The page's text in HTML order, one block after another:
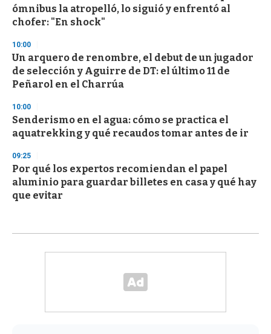
ómnibus la atropelló, lo siguió y enfrentó al
chofer: "En shock"
10:00
Un arquero de renombre, el debut de un jugador
de selección y Aguirre de DT: el último 11 de
Peñarol en el Charrúa
10:00
Senderismo en el agua: cómo se practica el
aquatrekking y qué recaudos tomar antes de ir
09:25
Por qué los expertos recomiendan el papel
aluminio para guardar billetes en casa y qué hay
que evitar